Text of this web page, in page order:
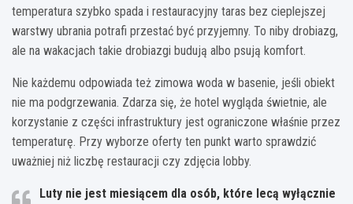
temperatura szybko spada i restauracyjny taras bez cieplejszej
warstwy ubrania potrafi przestać być przyjemny. To niby drobiazg,
ale na wakacjach takie drobiazgi budują albo psują komfort.
Nie każdemu odpowiada też zimowa woda w basenie, jeśli obiekt
nie ma podgrzewania. Zdarza się, że hotel wygląda świetnie, ale
korzystanie z części infrastruktury jest ograniczone właśnie przez
temperaturę. Przy wyborze oferty ten punkt warto sprawdzić
uważniej niż liczbę restauracji czy zdjęcia lobby.
Luty nie jest miesiącem dla osób, które lecą wyłącznie